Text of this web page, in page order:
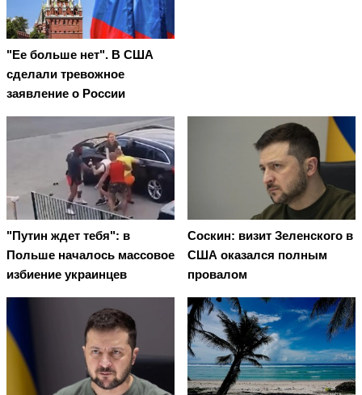
"Ее больше нет". В США
сделали тревожное
заявление о России
"Путин ждет тебя": в
Польше началось массовое
избиение украинцев
Соскин: визит Зеленского в
США оказался полным
провалом